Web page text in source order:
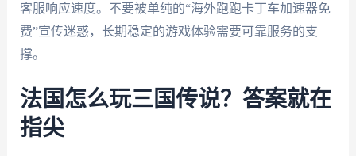
客服响应速度。不要被单纯的“海外跑跑卡丁车加速器免
费”宣传迷惑，长期稳定的游戏体验需要可靠服务的支
撑。
法国怎么玩三国传说？答案就在
指尖